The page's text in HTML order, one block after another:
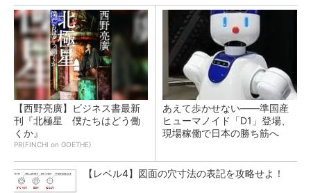
【西野亮廣】ビジネス書最新
刊『北極星 僕たちはどう働
くか』
PR(FINCHI on GOETHE)
あえて歩かせない――準国産
ヒューマノイド「D1」登場、
現場稼働で日本の勝ち筋へ
【レベル4】図面の穴寸法の表記を攻略せよ！